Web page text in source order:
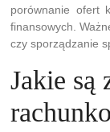
porównanie ofert
finansowych.
czy sporządzanie
Jakie są